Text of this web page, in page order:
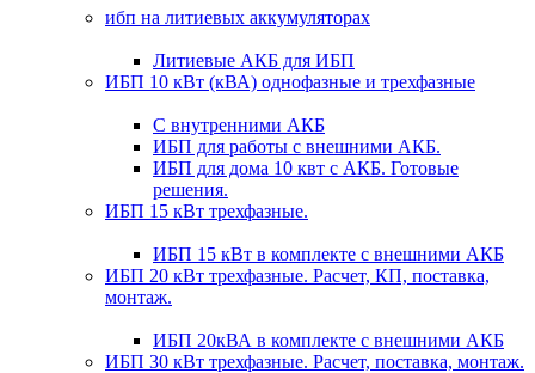
ибп на литиевых аккумуляторах
Литиевые АКБ для ИБП
ИБП 10 кВт (кВА) однофазные и трехфазные
С внутренними АКБ
ИБП для работы с внешними АКБ.
ИБП для дома 10 квт с АКБ. Готовые
решения.
ИБП 15 кВт трехфазные.
ИБП 15 кВт в комплекте с внешними АКБ
ИБП 20 кВт трехфазные. Расчет, КП, поставка,
монтаж.
ИБП 20кВА в комплекте с внешними АКБ
ИБП 30 кВт трехфазные. Расчет, поставка, монтаж.